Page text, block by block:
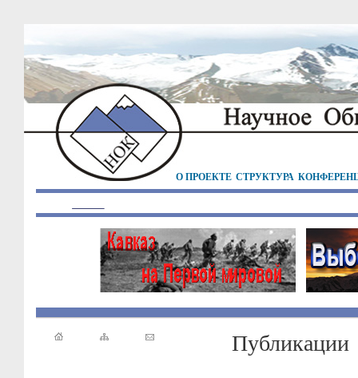
О ПРОЕКТЕ СТРУКТУРА
Публикации